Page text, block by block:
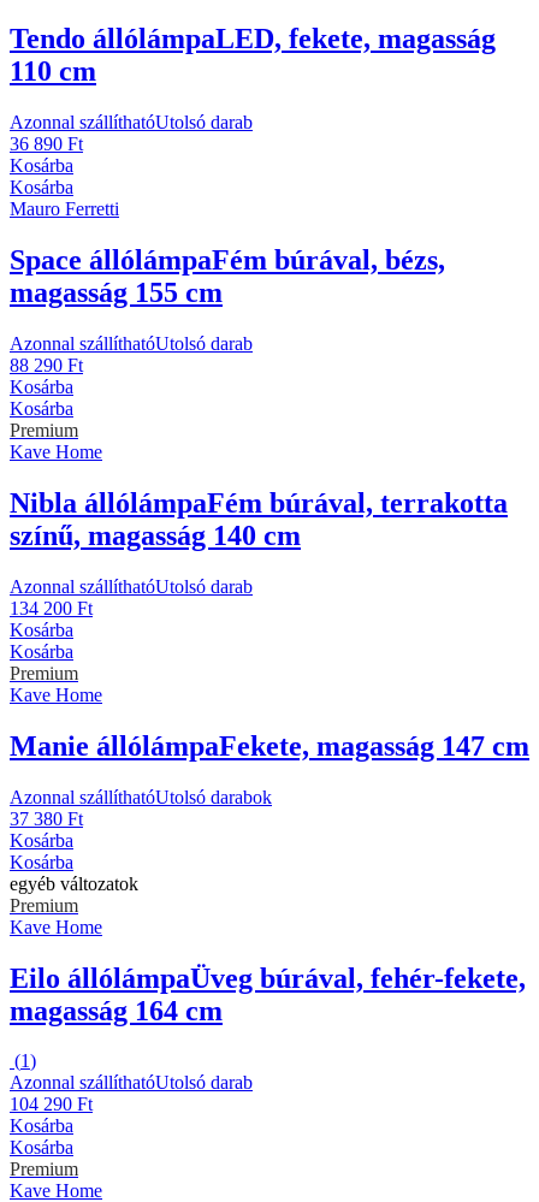
Tendo állólámpaLED, fekete, magasság
110 cm
Azonnal szállíthatóUtolsó darab
36 890 Ft
Kosárba
Kosárba
Mauro Ferretti
Space állólámpaFém búrával, bézs,
magasság 155 cm
Azonnal szállíthatóUtolsó darab
88 290 Ft
Kosárba
Kosárba
Premium
Kave Home
Nibla állólámpaFém búrával, terrakotta
színű, magasság 140 cm
Azonnal szállíthatóUtolsó darab
134 200 Ft
Kosárba
Kosárba
Premium
Kave Home
Manie állólámpaFekete, magasság 147 cm
Azonnal szállíthatóUtolsó darabok
37 380 Ft
Kosárba
Kosárba
egyéb változatok
Premium
Kave Home
Eilo állólámpaÜveg búrával, fehér-fekete,
magasság 164 cm
(1)
Azonnal szállíthatóUtolsó darab
104 290 Ft
Kosárba
Kosárba
Premium
Kave Home